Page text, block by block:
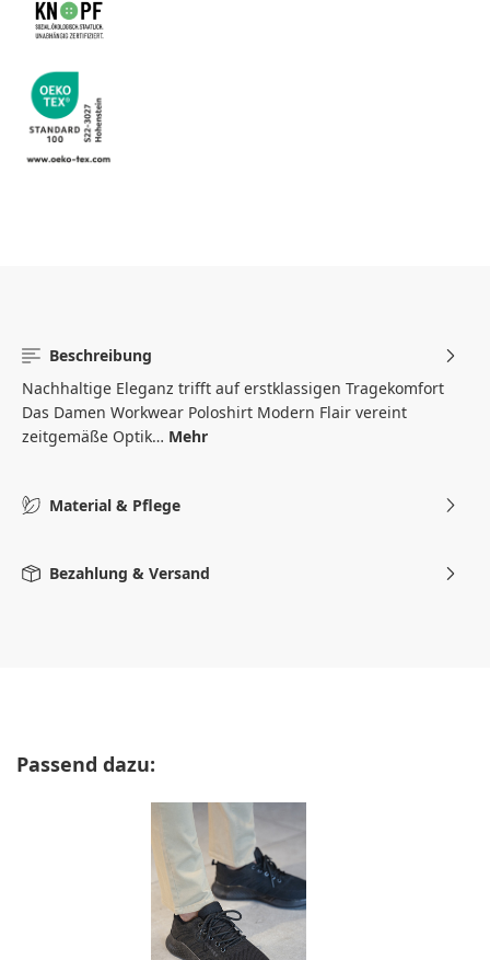
Beschreibung
Nachhaltige Eleganz trifft auf erstklassigen Tragekomfort
Das Damen Workwear Poloshirt Modern Flair vereint
zeitgemäße Optik… Mehr
Material & Pflege
Bezahlung & Versand
Produktgalerie überspringen
Passend dazu: